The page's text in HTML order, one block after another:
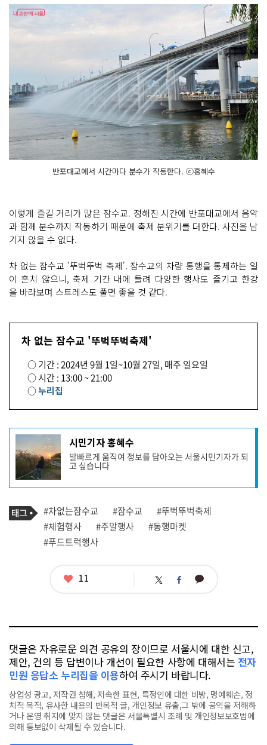
반포대교에서 시간마다 분수가 작동한다. ⓒ홍혜수
이렇게 즐길 거리가 많은 잠수교. 정해진 시간에 반포대교에서 음악
과 함께 분수까지 작동하기 때문에 축제 분위기를 더한다. 사진을 남
기지 않을 수 없다.
차 없는 잠수교 '뚜벅뚜벅 축제'. 잠수교의 차량 통행을 통제하는 일
이 흔치 않으니, 축제 기간 내에 들려 다양한 행사도 즐기고 한강
을 바라보며 스트레스도 풀면 좋을 것 같다.
차 없는 잠수교 '뚜벅뚜벅축제'
○ 기간 : 2024년 9월 1일~10월 27일, 매주 일요일
○ 시간 : 13:00 ~ 21:00
○누리집
기
사
작
성
자
프
필
시민기자 홍혜수
발빠르게 움직여 정보를 담아오는 서울시민기자가 되
고 싶습니다
기
사
관
련
태
태
그
#차없는잠수교 #잠수교
#뚜벅뚜벅축제
#체험행사
#주말행사
#동행마켓
#푸드트럭행사
좋
11 트 페 카
댓글은 자유로운 의견 공유의 장이므로 서울시에 대한 신고,
제안, 건의 등 답변이나 개선이 필요한 사항에 대해서는 전자
민원 응답소 누리집을 이용하여 주시기 바랍니다.
상업성 광고, 저작권 침해, 저속한 표현, 특정인에 대한 비방, 명예훼손, 정
치적 목적, 유사한 내용의 반복적 글, 개인정보 유출,그 밖에 공익을 저해하
거나 운영 취지에 맞지 않는 댓글은 서울특별시 조례 및 개인정보보호법에
의해 통보없이 삭제될 수 있습니다.